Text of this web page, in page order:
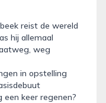
reist de wereld
hij allemaal
weg
in opstelling
keer regenen?